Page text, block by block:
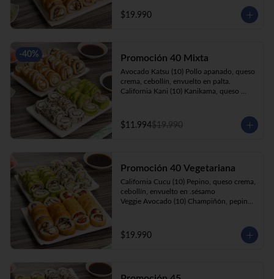
cebollín, apanado en panko.
Kani Roll(10) Kanikama, queso crema,
$19.990
-40% Promoción 40 Mixta
Avocado Katsu (10) Pollo apanado, queso
crema, cebollín, envuelto en palta.
California Kani (10) Kanikama, queso
crema, cebollín, apanado en panko.
Champi Roll (10) Champiñón, queso
$11.994$19.990
Promoción 40 Vegetariana
California Cucu (10) Pepino, queso crema,
cebollín, envuelto en .sésamo
Veggie Avocado (10) Champiñón, pepino,
crema envuelto en panko.
Champi Roll(10) Champiñón, queso
$19.990